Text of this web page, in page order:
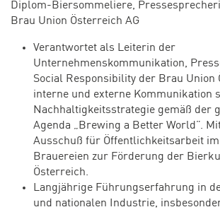
Diplom-Biersommeliere,
Brau Union Österreich AG
Verantwortet als Leiterin der
Unternehmenskommunikation,
Social Responsibility der Brau Union
interne und externe Kommunikation
Nachhaltigkeitsstrategie gemäß der
Agenda „Brewing a Better World”.
Ausschuß für Öffentlichkeitsarbeit
Brauereien zur Förderung der
Österreich.
Langjährige Führungserfahrung in
und nationalen Industrie,